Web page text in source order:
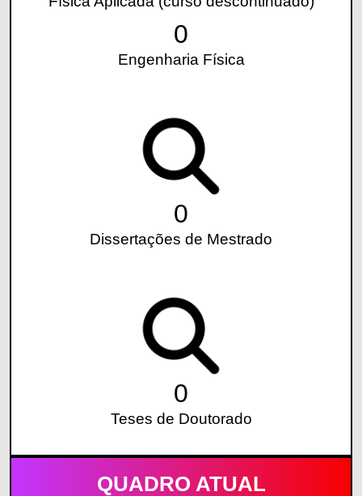
0
Engenharia Física
0
Dissertações de Mestrado
0
Teses de Doutorado
QUADRO ATUAL